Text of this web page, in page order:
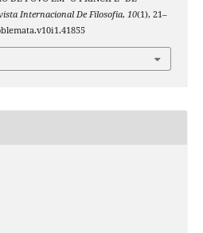
Internacional De Filosofia, 10(1), 21–